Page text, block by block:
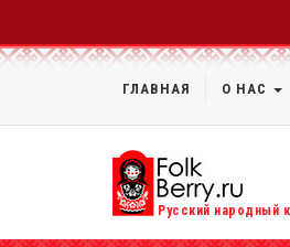
ГЛАВНАЯ О НАС
Русский народный